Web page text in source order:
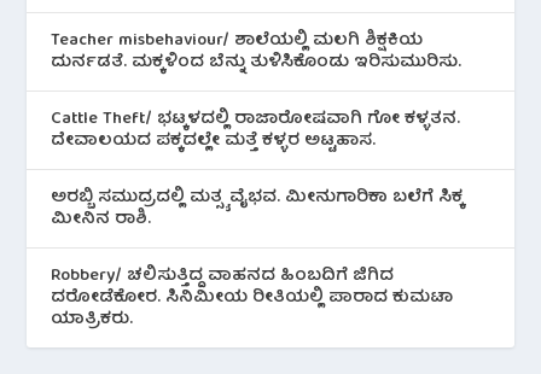
Teacher misbehaviour/ ಶಾಲೆಯಲ್ಲಿ ಮಲಗಿ ಶಿಕ್ಷಕಿಯ
ದುರ್ನಡತೆ. ಮಕ್ಕಳಿಂದ ಬೆನ್ನು ತುಳಿಸಿಕೊಂಡು ಇರಿಸುಮುರಿಸು.
Cattle Theft/ ಭಟ್ಕಳದಲ್ಲಿ ರಾಜಾರೋಷವಾಗಿ ಗೋ ಕಳ್ಳತನ.
ದೇವಾಲಯದ ಪಕ್ಕದಲ್ಲೇ ಮತ್ತೆ ಕಳ್ಳರ ಅಟ್ಟಹಾಸ.
ಅರಬ್ಬಿ ಸಮುದ್ರದಲ್ಲಿ ಮತ್ಸ್ಯ ವೈಭವ. ಮೀನುಗಾರಿಕಾ ಬಲೆಗೆ ಸಿಕ್ಕ
ಮೀನಿನ‌ ರಾಶಿ.
Robbery/ ಚಲಿಸುತ್ತಿದ್ದ ವಾಹನದ ಹಿಂಬದಿಗೆ ಜಿಗಿದ
ದರೋಡೆಕೋರ. ಸಿನಿಮೀಯ ರೀತಿಯಲ್ಲಿ ಪಾರಾದ ಕುಮಟಾ
ಯಾತ್ರಿಕರು.